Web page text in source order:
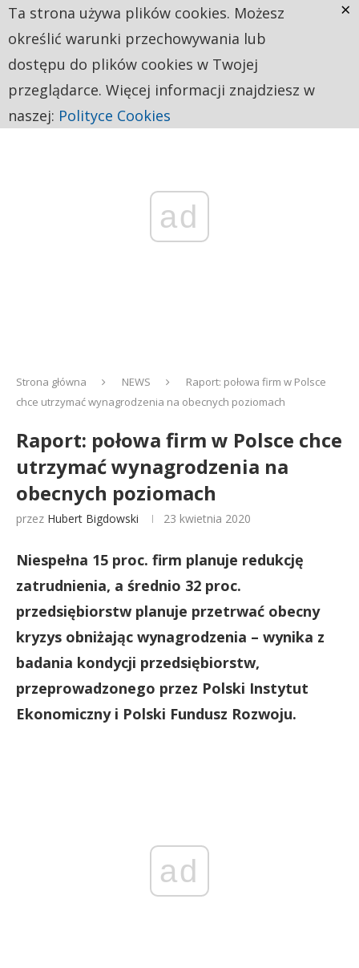
ad
Strona główna NEWS
Raport: połowa firm w Polsce
chce utrzymać wynagrodzenia na obecnych poziomach
Raport: połowa firm w Polsce chce
utrzymać wynagrodzenia na
obecnych poziomach
przez Hubert Bigdowski 23 kwietnia 2020
Niespełna 15 proc. firm planuje redukcję
zatrudnienia, a średnio 32 proc.
przedsiębiorstw planuje przetrwać obecny
kryzys obniżając wynagrodzenia – wynika z
badania kondycji przedsiębiorstw,
przeprowadzonego przez Polski Instytut
Ekonomiczny i Polski Fundusz Rozwoju.
ad
Ta strona używa plików cookies. Możesz
określić warunki przechowywania lub
dostępu do plików cookies w Twojej
przeglądarce. Więcej informacji znajdziesz w
naszej: Polityce Cookies
×